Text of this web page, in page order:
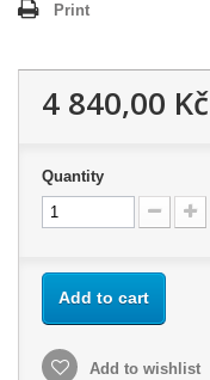
Print
4 840,00 Kč
Quantity
Add to cart
Add to wishlist